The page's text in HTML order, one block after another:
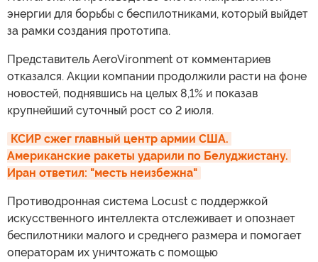
энергии для борьбы с беспилотниками, который выйдет
за рамки создания прототипа.
Представитель AeroVironment от комментариев
отказался. Акции компании продолжили расти на фоне
новостей, поднявшись на целых 8,1% и показав
крупнейший суточный рост со 2 июля.
КСИР сжег главный центр армии США.
Американские ракеты ударили по Белуджистану.
Иран ответил: "месть неизбежна"
Противодронная система Locust с поддержкой
искусственного интеллекта отслеживает и опознает
беспилотники малого и среднего размера и помогает
операторам их уничтожать с помощью